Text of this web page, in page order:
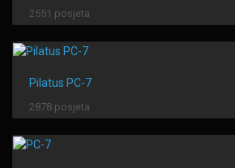
2551 posjeta
Pilatus PC-7
2878 posjeta